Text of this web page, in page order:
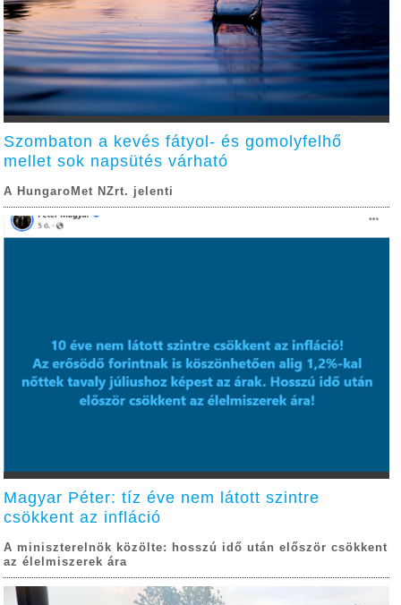
Szombaton a kevés fátyol- és gomolyfelhő
mellet sok napsütés várható
A HungaroMet NZrt. jelenti
Magyar Péter: tíz éve nem látott szintre
csökkent az infláció
A miniszterelnök közölte: hosszú idő után először csökkent
az élelmiszerek ára